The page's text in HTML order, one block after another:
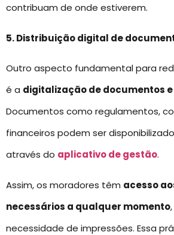
contribuam de onde estiverem.
5. Distribuição digital de
Outro aspecto fundamental para
é a digitalização de documentos
Documentos como regulamentos,
financeiros podem ser
através do aplicativo de gestão.
Assim, os moradores têm acesso
necessários a qualquer momento
necessidade de impressões. Essa